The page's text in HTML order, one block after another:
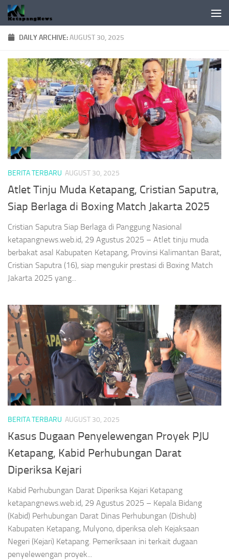
Skip to content
DAILY ARCHIVE:AUGUST 30, 2025
BERITA TERBARU AUGUST 30, 2025
Atlet Tinju Muda Ketapang, Cristian Saputra,
Siap Berlaga di Boxing Match Jakarta 2025
Cristian Saputra Siap Berlaga di Panggung Nasional
ketapangnews.web.id, 29 Agustus 2025 – Atlet tinju muda
berbakat asal Kabupaten Ketapang, Provinsi Kalimantan Barat,
Cristian Saputra (16), siap mengukir prestasi di Boxing Match
Jakarta 2025 yang...
BERITA TERBARU AUGUST 30, 2025
Kasus Dugaan Penyelewengan Proyek PJU
Ketapang, Kabid Perhubungan Darat
Diperiksa Kejari
Kabid Perhubungan Darat Diperiksa Kejari Ketapang
ketapangnews.web.id, 29 Agustus 2025 – Kepala Bidang
(Kabid) Perhubungan Darat Dinas Perhubungan (Dishub)
Kabupaten Ketapang, Mulyono, diperiksa oleh Kejaksaan
Negeri (Kejari) Ketapang. Pemeriksaan ini terkait dugaan
penyelewengan proyek...